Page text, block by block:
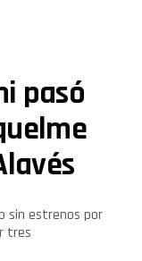
pasó
sin estrenos por
tres